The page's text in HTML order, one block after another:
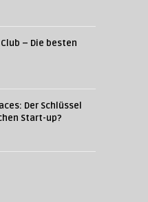
– Die besten
Der Schlüssel
Start-up?